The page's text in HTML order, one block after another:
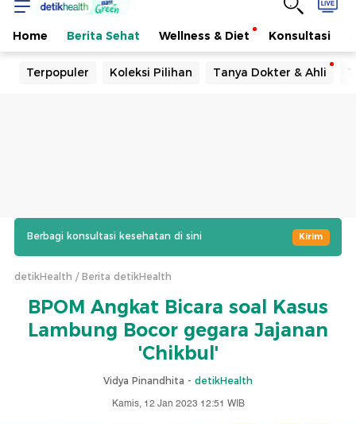
Home Berita Sehat Wellness & Diet Konsultasi
Terpopuler Koleksi Pilihan Tanya Dokter & Ahli
Berbagi konsultasi kesehatan di sini Kirim
detikHealth Berita detikHealth
BPOM Angkat Bicara soal Kasus
Lambung Bocor gegara Jajanan
'Chikbul'
Vidya Pinandhita - detikHealth
Kamis, 12 Jan 2023 12:51 WIB